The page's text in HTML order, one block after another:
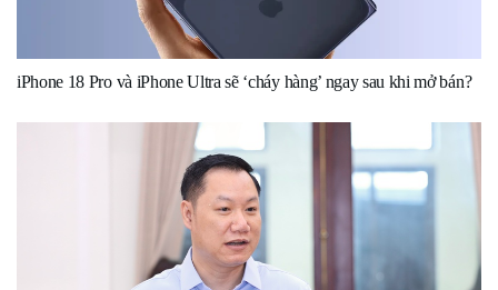
iPhone 18 Pro và iPhone Ultra sẽ ‘cháy hàng’ ngay sau khi mở bán?